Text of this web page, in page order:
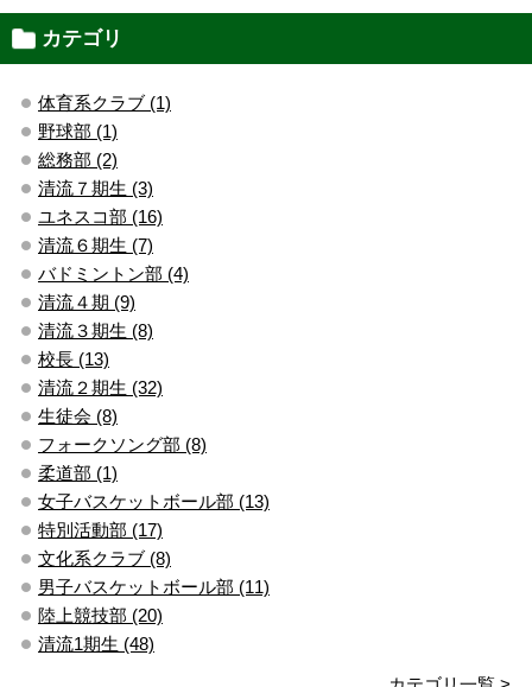
カテゴリ
体育系クラブ (1)
野球部 (1)
総務部 (2)
清流７期生 (3)
ユネスコ部 (16)
清流６期生 (7)
バドミントン部 (4)
清流４期 (9)
清流３期生 (8)
校長 (13)
清流２期生 (32)
生徒会 (8)
フォークソング部 (8)
柔道部 (1)
女子バスケットボール部 (13)
特別活動部 (17)
文化系クラブ (8)
男子バスケットボール部 (11)
陸上競技部 (20)
清流1期生 (48)